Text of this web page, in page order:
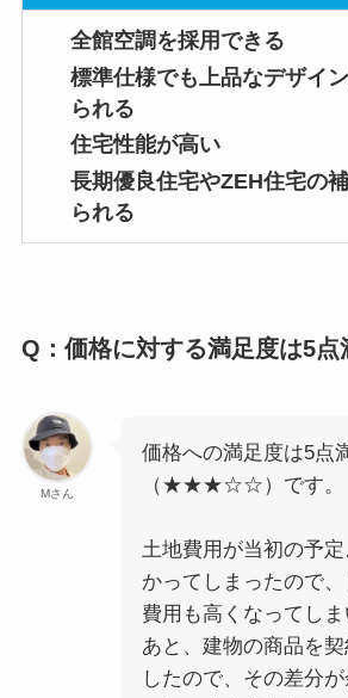
全館空調を採用できる
標準仕様でも上品なデザイ
られる
住宅性能が高い
長期優良住宅やZEH住宅の
られる
Q：価格に対する満足度は5点
Mさん
価格への満足度は5点
（★★★☆☆）です。
土地費用が当初の予
かってしまったので
費用も高くなってしま
あと、建物の商品を
したので、その差分